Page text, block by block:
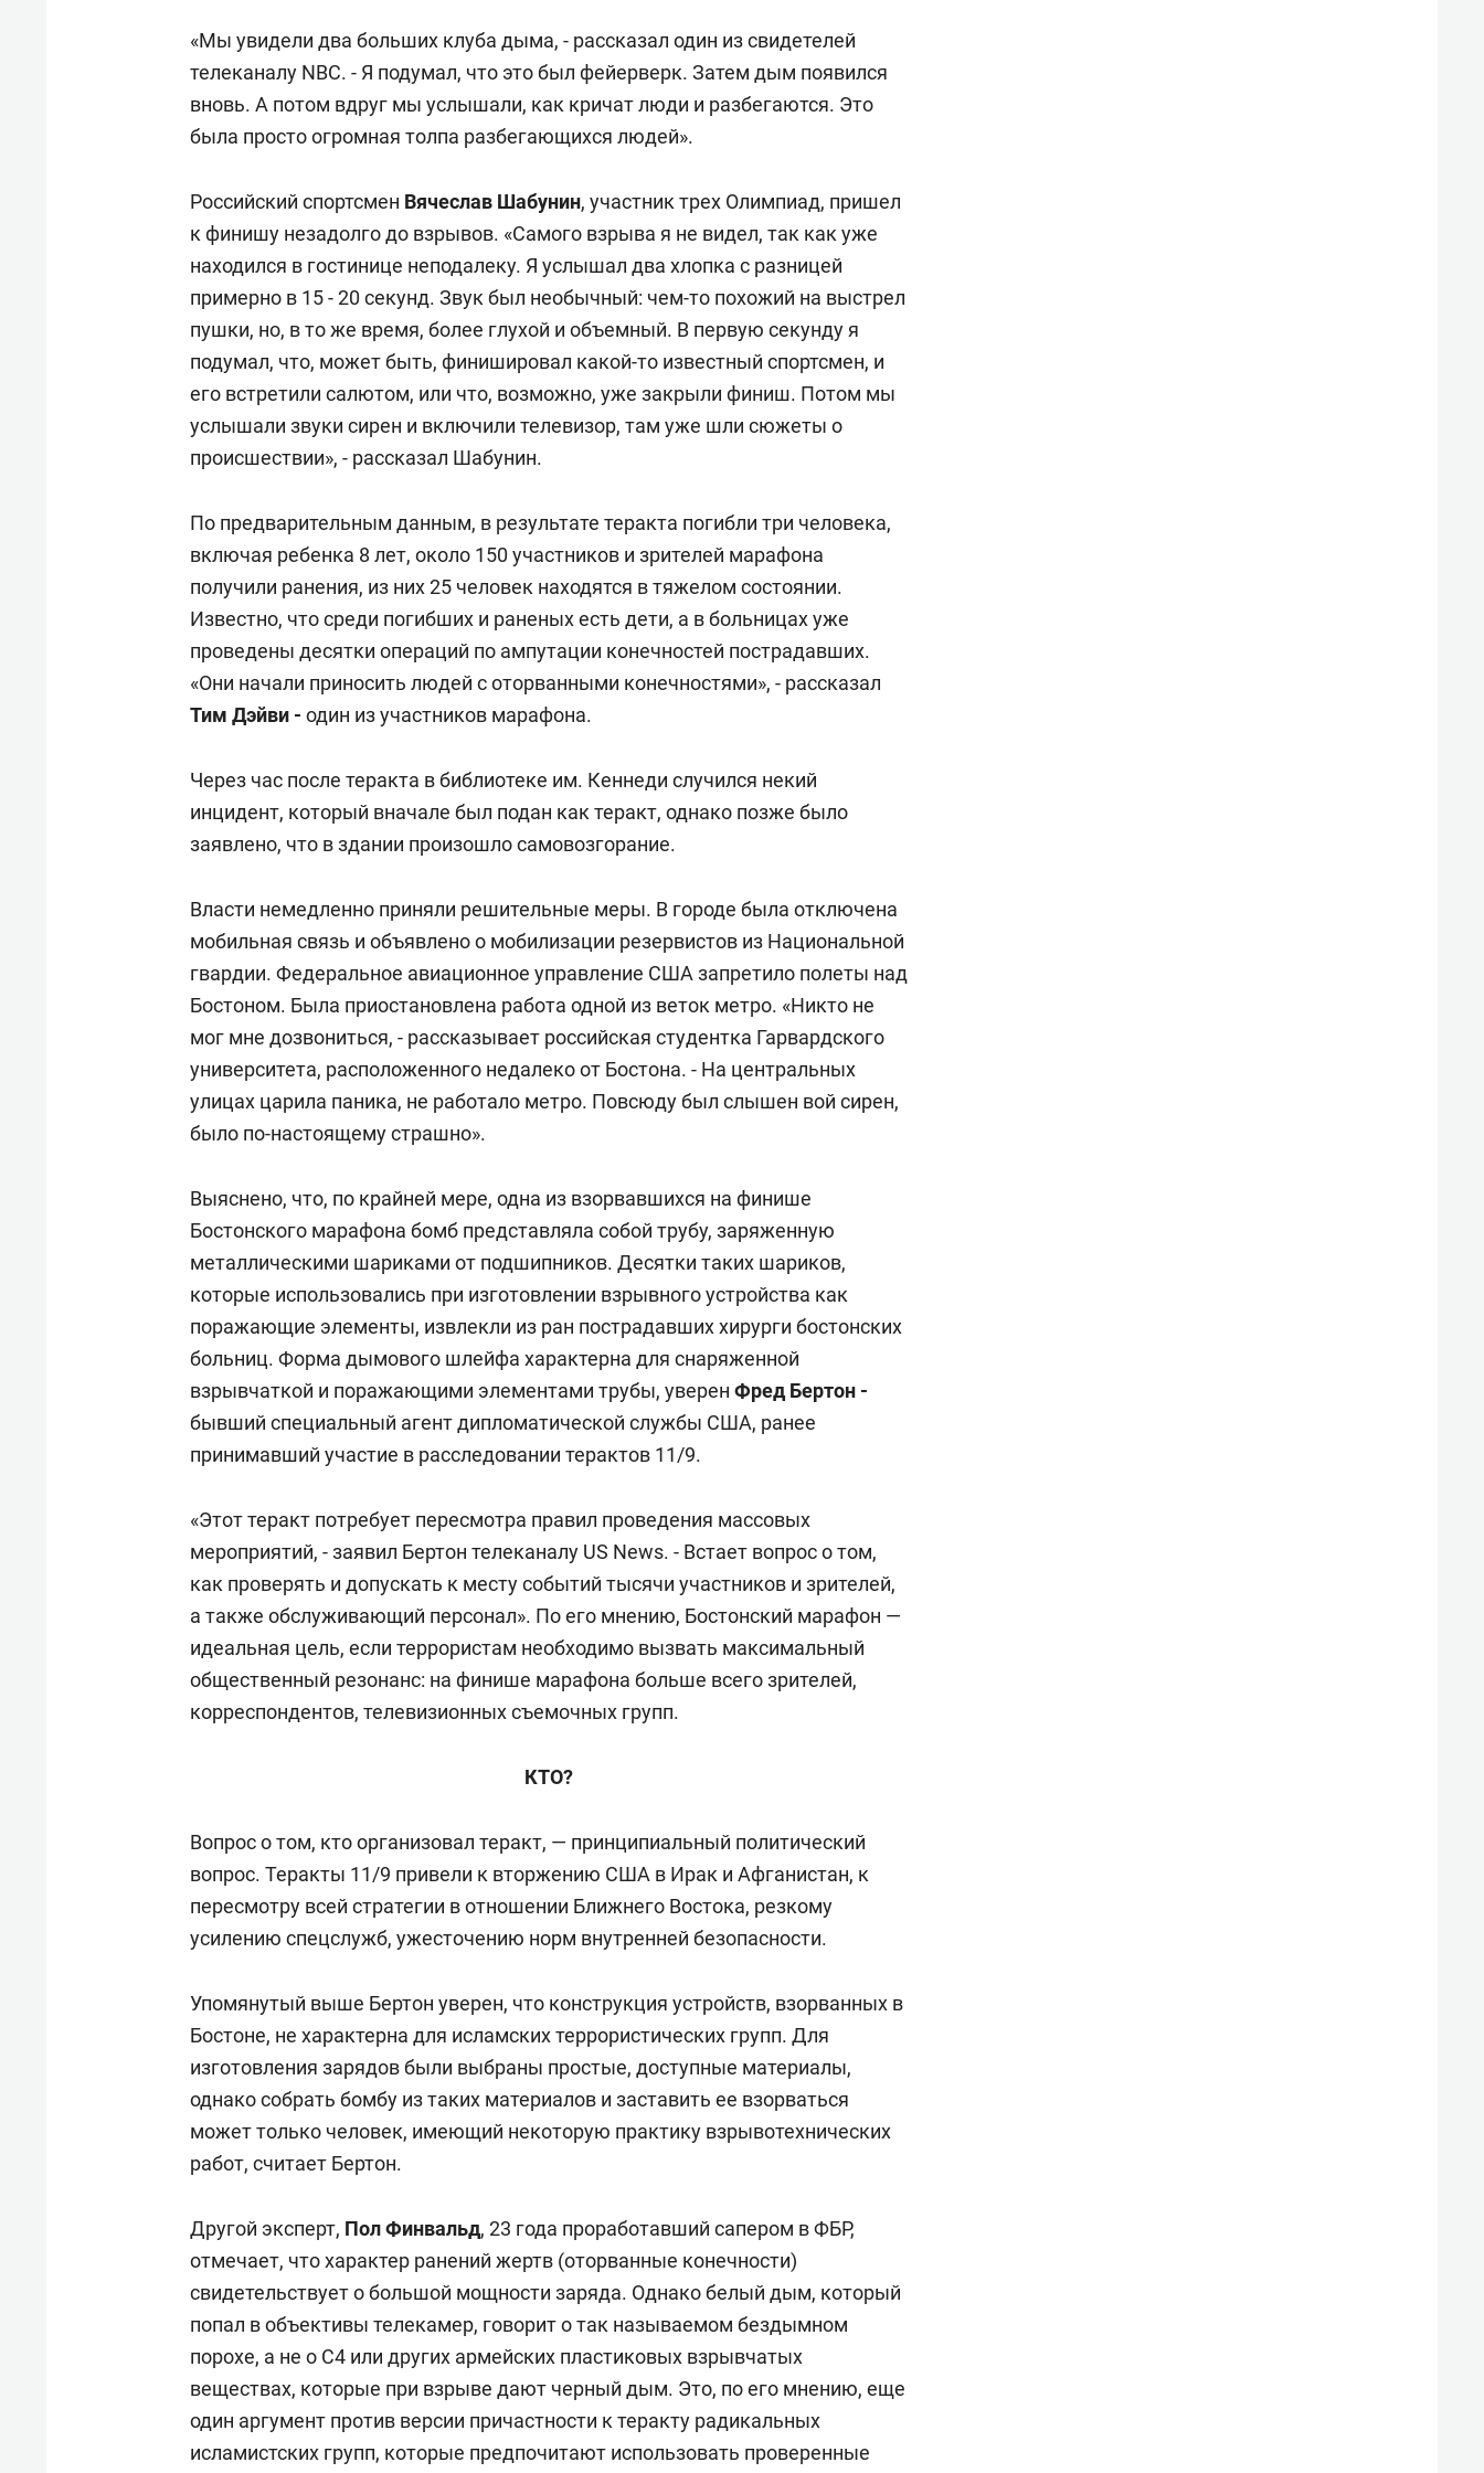
«Мы увидели два больших клуба дыма, - рассказал один из свидетелей
телеканалу NBC. - Я подумал, что это был фейерверк. Затем дым появился
вновь. А потом вдруг мы услышали, как кричат люди и разбегаются. Это
была просто огромная толпа разбегающихся людей».
Российский спортсмен Вячеслав Шабунин, участник трех Олимпиад, пришел
к финишу незадолго до взрывов. «Самого взрыва я не видел, так как уже
находился в гостинице неподалеку. Я услышал два хлопка с разницей
примерно в 15 - 20 секунд. Звук был необычный: чем-то похожий на выстрел
пушки, но, в то же время, более глухой и объемный. В первую секунду я
подумал, что, может быть, финишировал какой-то известный спортсмен, и
его встретили салютом, или что, возможно, уже закрыли финиш. Потом мы
услышали звуки сирен и включили телевизор, там уже шли сюжеты о
происшествии», - рассказал Шабунин.
По предварительным данным, в результате теракта погибли три человека,
включая ребенка 8 лет, около 150 участников и зрителей марафона
получили ранения, из них 25 человек находятся в тяжелом состоянии.
Известно, что среди погибших и раненых есть дети, а в больницах уже
проведены десятки операций по ампутации конечностей пострадавших.
«Они начали приносить людей с оторванными конечностями», - рассказал
Тим Дэйви - один из участников марафона.
Через час после теракта в библиотеке им. Кеннеди случился некий
инцидент, который вначале был подан как теракт, однако позже было
заявлено, что в здании произошло самовозгорание.
Власти немедленно приняли решительные меры. В городе была отключена
мобильная связь и объявлено о мобилизации резервистов из Национальной
гвардии. Федеральное авиационное управление США запретило полеты над
Бостоном. Была приостановлена работа одной из веток метро. «Никто не
мог мне дозвониться, - рассказывает российская студентка Гарвардского
университета, расположенного недалеко от Бостона. - На центральных
улицах царила паника, не работало метро. Повсюду был слышен вой сирен,
было по-настоящему страшно».
Выяснено, что, по крайней мере, одна из взорвавшихся на финише
Бостонского марафона бомб представляла собой трубу, заряженную
металлическими шариками от подшипников. Десятки таких шариков,
которые использовались при изготовлении взрывного устройства как
поражающие элементы, извлекли из ран пострадавших хирурги бостонских
больниц. Форма дымового шлейфа характерна для снаряженной
взрывчаткой и поражающими элементами трубы, уверен Фред Бертон -
бывший специальный агент дипломатической службы США, ранее
принимавший участие в расследовании терактов 11/9.
«Этот теракт потребует пересмотра правил проведения массовых
мероприятий, - заявил Бертон телеканалу US News. - Встает вопрос о том,
как проверять и допускать к месту событий тысячи участников и зрителей,
а также обслуживающий персонал». По его мнению, Бостонский марафон —
идеальная цель, если террористам необходимо вызвать максимальный
общественный резонанс: на финише марафона больше всего зрителей,
корреспондентов, телевизионных съемочных групп.
КТО?
Вопрос о том, кто организовал теракт, — принципиальный политический
вопрос. Теракты 11/9 привели к вторжению США в Ирак и Афганистан, к
пересмотру всей стратегии в отношении Ближнего Востока, резкому
усилению спецслужб, ужесточению норм внутренней безопасности.
Упомянутый выше Бертон уверен, что конструкция устройств, взорванных в
Бостоне, не характерна для исламских террористических групп. Для
изготовления зарядов были выбраны простые, доступные материалы,
однако собрать бомбу из таких материалов и заставить ее взорваться
может только человек, имеющий некоторую практику взрывотехнических
работ, считает Бертон.
Другой эксперт, Пол Финвальд, 23 года проработавший сапером в ФБР,
отмечает, что характер ранений жертв (оторванные конечности)
свидетельствует о большой мощности заряда. Однако белый дым, который
попал в объективы телекамер, говорит о так называемом бездымном
порохе, а не о C4 или других армейских пластиковых взрывчатых
веществах, которые при взрыве дают черный дым. Это, по его мнению, еще
один аргумент против версии причастности к теракту радикальных
исламистских групп, которые предпочитают использовать проверенные